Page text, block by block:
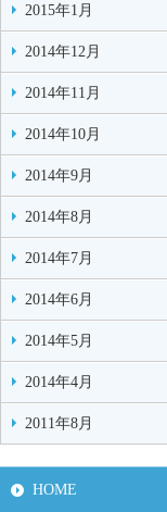
2015年1月
2014年12月
2014年11月
2014年10月
2014年9月
2014年8月
2014年7月
2014年6月
2014年5月
2014年4月
2011年8月
HOME